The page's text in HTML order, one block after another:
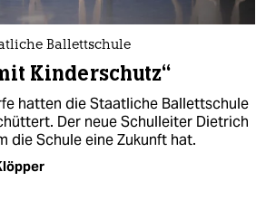
Ballettschule
Kinderschutz“
hatten die Staatliche Ballettschule
Der neue Schulleiter Dietrich
die Schule eine Zukunft hat.